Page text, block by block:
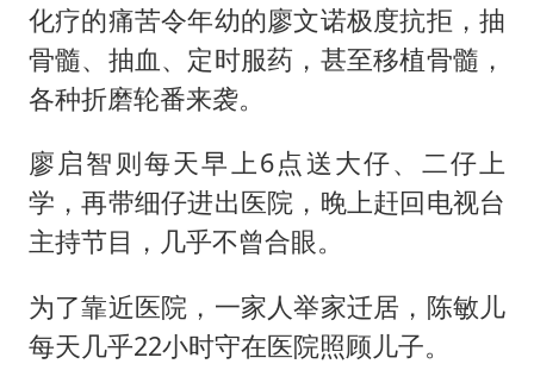
化疗的痛苦令年幼的廖文诺极度抗拒，抽
骨髓、抽血、定时服药，甚至移植骨髓，
各种折磨轮番来袭。
廖启智则每天早上6点送大仔、二仔上
学，再带细仔进出医院，晚上赶回电视台
主持节目，几乎不曾合眼。
为了靠近医院，一家人举家迁居，陈敏儿
每天几乎22小时守在医院照顾儿子。